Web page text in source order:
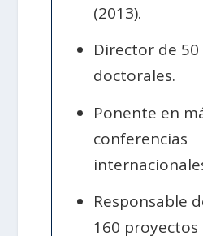
(2013).
Director de 50
doctorales.
Ponente en
conferencias
Responsable
160 proyectos